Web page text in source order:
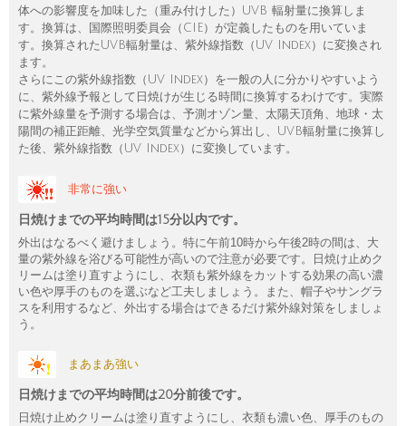
体への影響度を加味した（重み付けした）UVB 輻射量に換算しま
す。換算は、国際照明委員会（CIE）が定義したものを用いていま
す。換算されたUVB輻射量は、紫外線指数（UV Index）に変換され
ます。
さらにこの紫外線指数（UV Index）を一般の人に分かりやすいよう
に、紫外線予報として日焼けが生じる時間に換算するわけです。実際
に紫外線量を予測する場合は、予測オゾン量、太陽天頂角、地球・太
陽間の補正距離、光学空気質量などから算出し、UVB輻射量に換算し
た後、紫外線指数（UV Index）に変換しています。
非常に強い
日焼けまでの平均時間は15分以内です。
外出はなるべく避けましょう。特に午前10時から午後2時の間は、大
量の紫外線を浴びる可能性が高いので注意が必要です。日焼け止めク
リームは塗り直すようにし、衣類も紫外線をカットする効果の高い濃
い色や厚手のものを選ぶなど工夫しましょう。また、帽子やサングラ
スを利用するなど、外出する場合はできるだけ紫外線対策をしましょ
う。
まあまあ強い
日焼けまでの平均時間は20分前後です。
日焼け止めクリームは塗り直すようにし、衣類も濃い色、厚手のもの